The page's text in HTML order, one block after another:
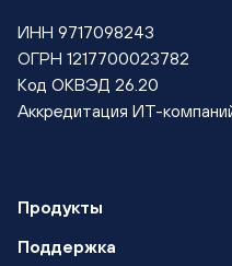
ИНН 9717098243
ОГРН 1217700023782
Код ОКВЭД 26.20
Аккредитация ИТ-
Продукты
Поддержка